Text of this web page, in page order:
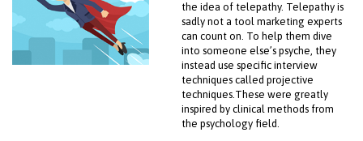
the idea of telepathy. Telepathy is
sadly not a tool marketing experts
can count on. To help them dive
into someone else’s psyche, they
instead use specific interview
techniques called projective
techniques.These were greatly
inspired by clinical methods from
the psychology field.